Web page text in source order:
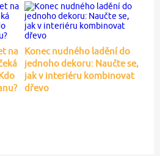
na
Konec nudného ladění do
jednoho dekoru: Naučte se,
jak v interiéru kombinovat
dřevo